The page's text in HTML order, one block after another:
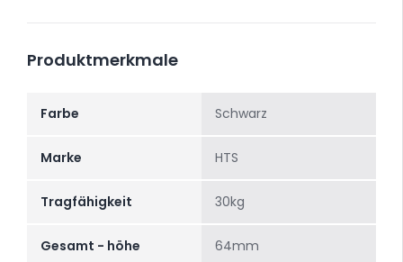
Produktmerkmale
Farbe Schwarz
Marke HTS
Tragfähigkeit 30kg
Gesamt - höhe 64mm